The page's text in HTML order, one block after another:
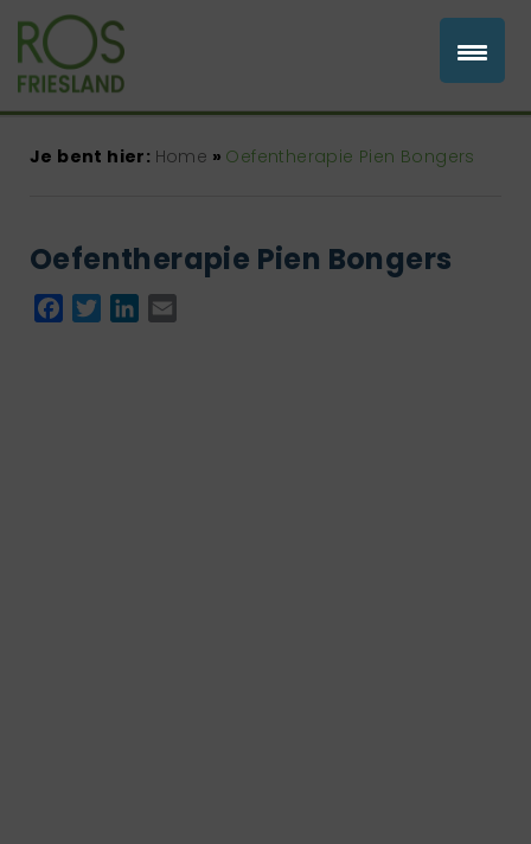
Je bent hier: Home » Oefentherapie Pien Bongers
Oefentherapie Pien Bongers
Facebook
TwitterLinkedIn